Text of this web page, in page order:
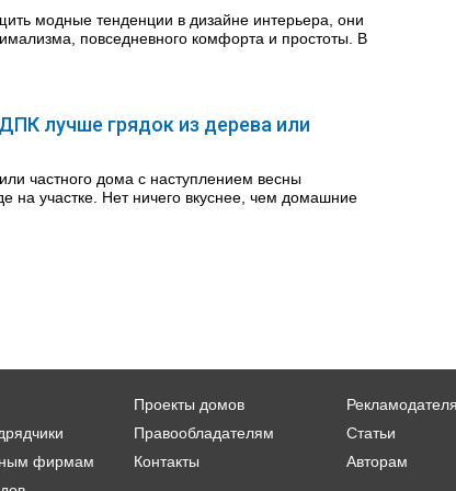
модные тенденции в дизайне интерьера, они
повседневного комфорта и простоты. В
лучше грядок из дерева или
частного дома с наступлением весны
на участке. Нет ничего вкуснее, чем домашние
Проекты домов
Правообладателям
Статьи
фирмам
Контакты
Авторам